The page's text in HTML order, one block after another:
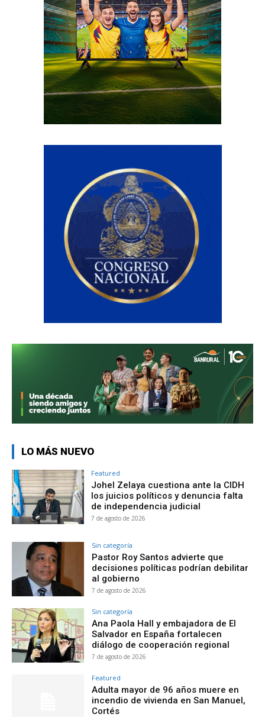
LO MÁS NUEVO
Featured
Johel Zelaya cuestiona ante la CIDH
los juicios políticos y denuncia falta
de independencia judicial
7 de agosto de 2026
Sin categoría
Pastor Roy Santos advierte que
decisiones políticas podrían debilitar
al gobierno
7 de agosto de 2026
Sin categoría
Ana Paola Hall y embajadora de El
Salvador en España fortalecen
diálogo de cooperación regional
7 de agosto de 2026
Featured
Adulta mayor de 96 años muere en
incendio de vivienda en San Manuel,
Cortés